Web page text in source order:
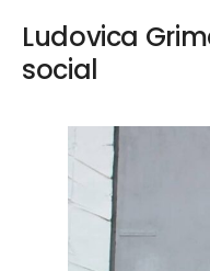
Ludovica
social